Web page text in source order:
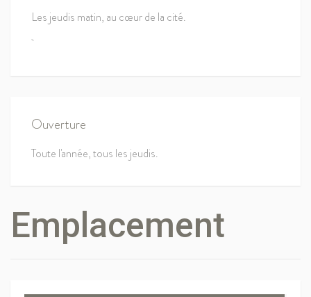
Les jeudis matin, au cœur de la cité.
Ouverture
Toute l'année, tous les jeudis.
Emplacement